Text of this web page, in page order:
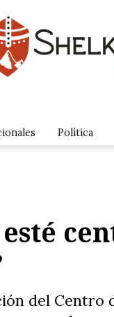
Política
del Centro